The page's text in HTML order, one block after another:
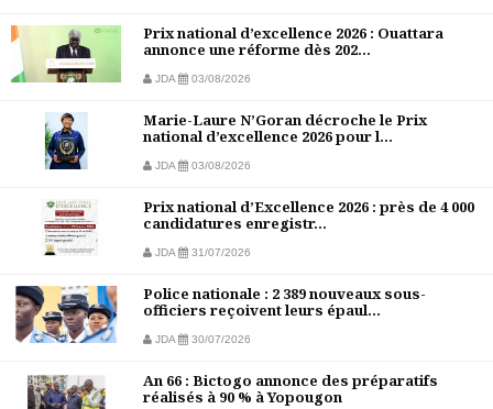
Prix national d’excellence 2026 : Ouattara
annonce une réforme dès 202...
JDA 03/08/2026
Marie-Laure N’Goran décroche le Prix
national d’excellence 2026 pour l...
JDA 03/08/2026
Prix national d’Excellence 2026 : près de 4 000
candidatures enregistr...
JDA 31/07/2026
Police nationale : 2 389 nouveaux sous-
officiers reçoivent leurs épaul...
JDA 30/07/2026
An 66 : Bictogo annonce des préparatifs
réalisés à 90 % à Yopougon